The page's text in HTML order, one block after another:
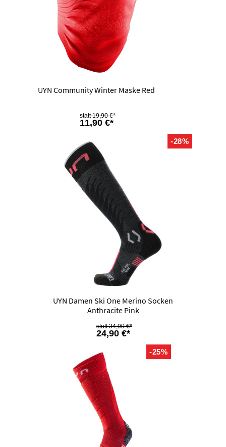
UYN Community Winter Maske Red
11,90 €*
19,90 €*
-28%
UYN Damen Ski One Merino Socken
Anthracite Pink
24,90 €*
34,90 €*
-25%